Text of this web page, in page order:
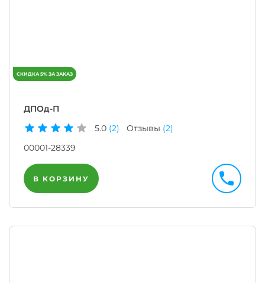
ДПОд-П
5.0 (2) Отзывы (2)
00001-28339
В КОРЗИНУ